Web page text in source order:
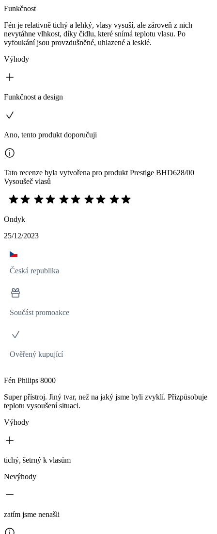
Funkčnost
Fén je relativně tichý a lehký, vlasy vysuší, ale zároveň z nich
nevytáhne vlhkost, díky čidlu, které snímá teplotu vlasu. Po
vyfoukání jsou provzdušněné, uhlazené a lesklé.
Výhody
Funkčnost a design
Ano, tento produkt doporučuji
Tato recenze byla vytvořena pro produkt Prestige BHD628/00
Vysoušeč vlasů
Ondyk
25/12/2023
Česká republika
Součást promoakce
Ověřený kupující
Fén Philips 8000
Super přístroj. Jiný tvar, než na jaký jsme byli zvyklí. Přizpůsobuje
teplotu vysoušení situaci.
Výhody
tichý, šetrný k vlasům
Nevýhody
zatím jsme nenašli